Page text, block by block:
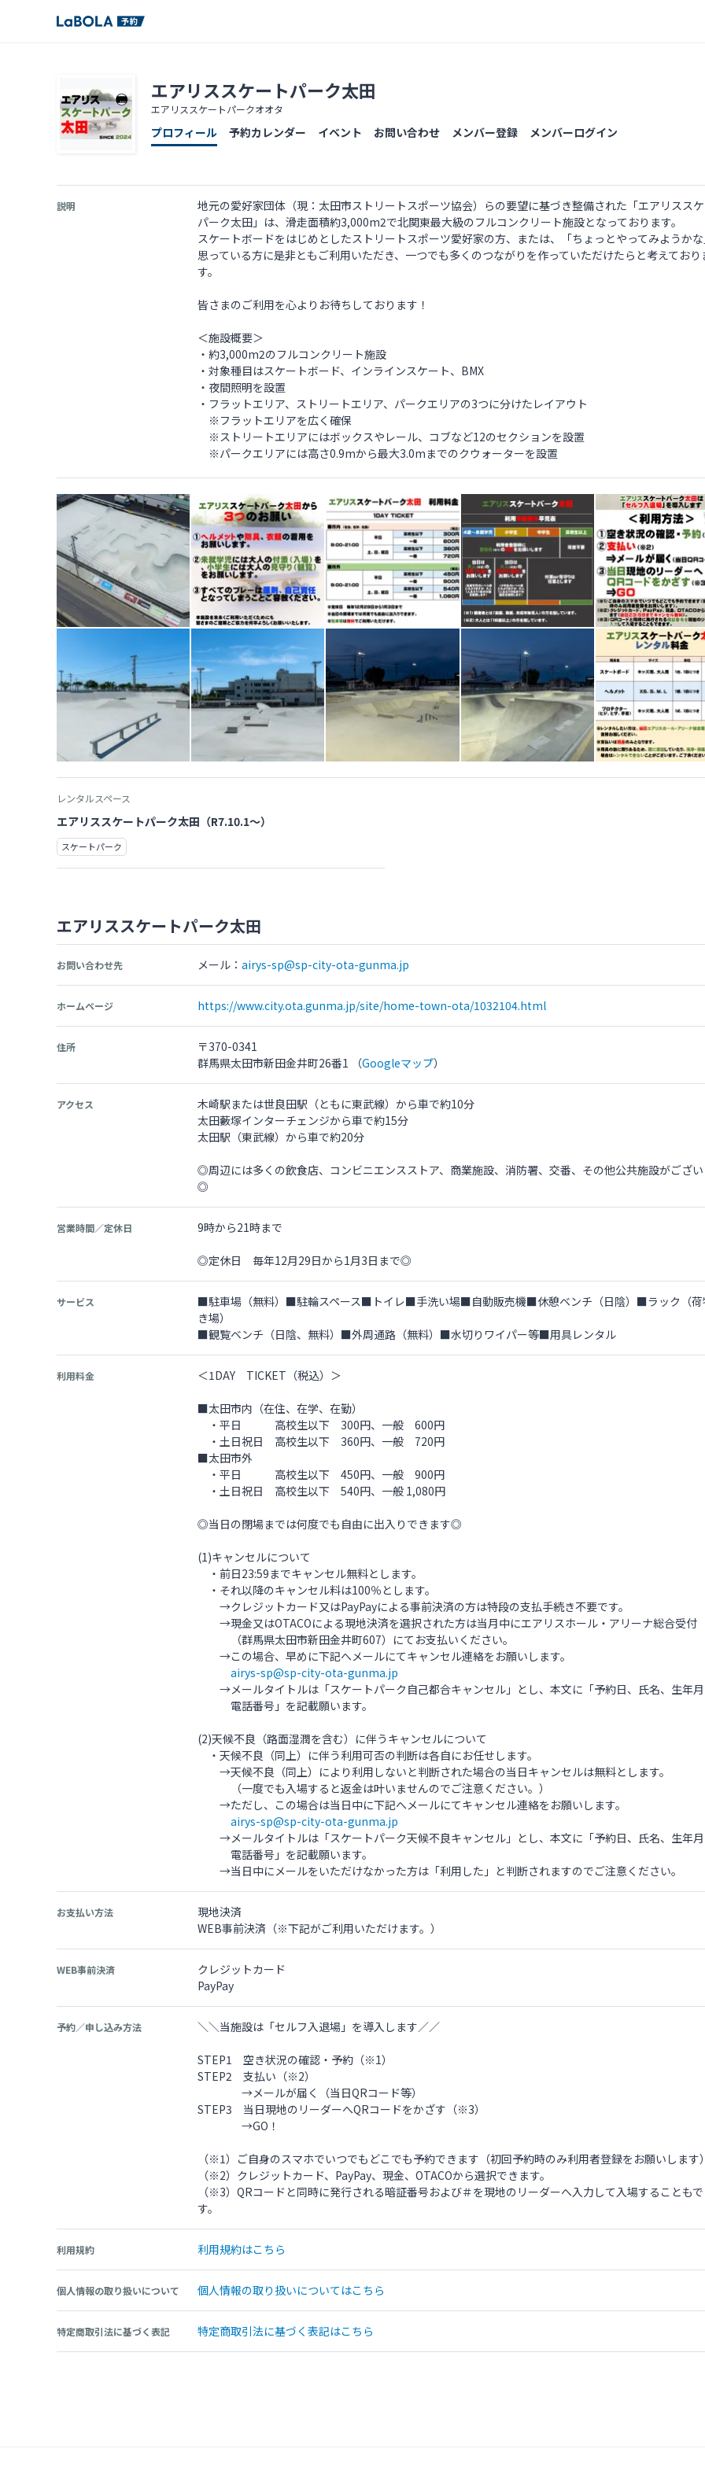
エアリススケートパーク太田
エアリススケートパークオオタ
プロフィール 予約カレンダー イベント お問い合わせ メンバー登録 メンバーログイン
説明
地元の愛好家団体（現：太田市ストリートスポーツ協会）らの要望に基づき整備された「エアリスス
パーク太田」は、滑走面積約3,000m2で北関東最大級のフルコンクリート施設となっております。
スケートボードをはじめとしたストリートスポーツ愛好家の方、または、「ちょっとやってみようか
思っている方に是非ともご利用いただき、一つでも多くのつながりを作っていただけたらと考えており
す。
皆さまのご利用を心よりお待ちしております！
＜施設概要＞
・約3,000m2のフルコンクリート施設
・対象種目はスケートボード、インラインスケート、BMX
・夜間照明を設置
・フラットエリア、ストリートエリア、パークエリアの3つに分けたレイアウト
※フラットエリアを広く確保
※ストリートエリアにはボックスやレール、コブなど12のセクションを設置
※パークエリアには高さ0.9mから最大3.0mまでのクウォーターを設置
レンタルスペース
エアリススケートパーク太田（R7.10.1〜）
スケートパーク
エアリススケートパーク太田
お問い合わせ先 メール： airys-sp@sp-city-ota-gunma.jp
ホームページ https://www.city.ota.gunma.jp/site/home-town-ota/1032104.html
住所
〒370-0341
群馬県太田市新田金井町26番1 （Googleマップ）
アクセス
木崎駅または世良田駅（ともに東武線）から車で約10分
太田藪塚インターチェンジから車で約15分
太田駅（東武線）から車で約20分
◎周辺には多くの飲食店、コンビニエンスストア、商業施設、消防署、交番、その他公共施設がござ
◎
営業時間／定休日 9時から21時まで
◎定休日 毎年12月29日から1月3日まで◎
サービス
■駐車場（無料）■駐輪スペース■トイレ■手洗い場■自動販売機■休憩ベンチ（日陰）■ラック（荷
き場）
■観覧ベンチ（日陰、無料）■外周通路（無料）■水切りワイパー等■用具レンタル
利用料金 ＜1DAY TICKET（税込）＞
■太田市内（在住、在学、在勤）
・平日 高校生以下 300円、一般 600円
・土日祝日 高校生以下 360円、一般 720円
■太田市外
・平日 高校生以下 450円、一般 900円
・土日祝日 高校生以下 540円、一般 1,080円
◎当日の閉場までは何度でも自由に出入りできます◎
(1)キャンセルについて
・前日23:59までキャンセル無料とします。
・それ以降のキャンセル料は100％とします。
→クレジットカード又はPayPayによる事前決済の方は特段の支払手続き不要です。
→現金又はOTACOによる現地決済を選択された方は当月中にエアリスホール・アリーナ総合受付
（群馬県太田市新田金井町607）にてお支払いください。
→この場合、早めに下記へメールにてキャンセル連絡をお願いします。
airys-sp@sp-city-ota-gunma.jp
→メールタイトルは「スケートパーク自己都合キャンセル」とし、本文に「予約日、氏名、生年
電話番号」を記載願います。
(2)天候不良（路面湿潤を含む）に伴うキャンセルについて
・天候不良（同上）に伴う利用可否の判断は各自にお任せします。
→天候不良（同上）により利用しないと判断された場合の当日キャンセルは無料とします。
（一度でも入場すると返金は叶いませんのでご注意ください。）
→ただし、この場合は当日中に下記へメールにてキャンセル連絡をお願いします。
airys-sp@sp-city-ota-gunma.jp
→メールタイトルは「スケートパーク天候不良キャンセル」とし、本文に「予約日、氏名、生年
電話番号」を記載願います。
→当日中にメールをいただけなかった方は「利用した」と判断されますのでご注意ください。
お支払い方法
現地決済
WEB事前決済（※下記がご利用いただけます。）
WEB事前決済
クレジットカード
PayPay
予約／申し込み方法 ＼＼当施設は「セルフ入退場」を導入します／／
STEP1 空き状況の確認・予約（※1）
STEP2 支払い（※2）
→メールが届く（当日QRコード等）
STEP3 当日現地のリーダーへQRコードをかざす（※3）
→GO！
（※1）ご自身のスマホでいつでもどこでも予約できます（初回予約時のみ利用者登録をお願いします
（※2）クレジットカード、PayPay、現金、OTACOから選択できます。
（※3）QRコードと同時に発行される暗証番号および＃を現地のリーダーへ入力して入場することも
す。
利用規約 利用規約はこちら
個人情報の取り扱いについて 個人情報の取り扱いについてはこちら
特定商取引法に基づく表記 特定商取引法に基づく表記はこちら